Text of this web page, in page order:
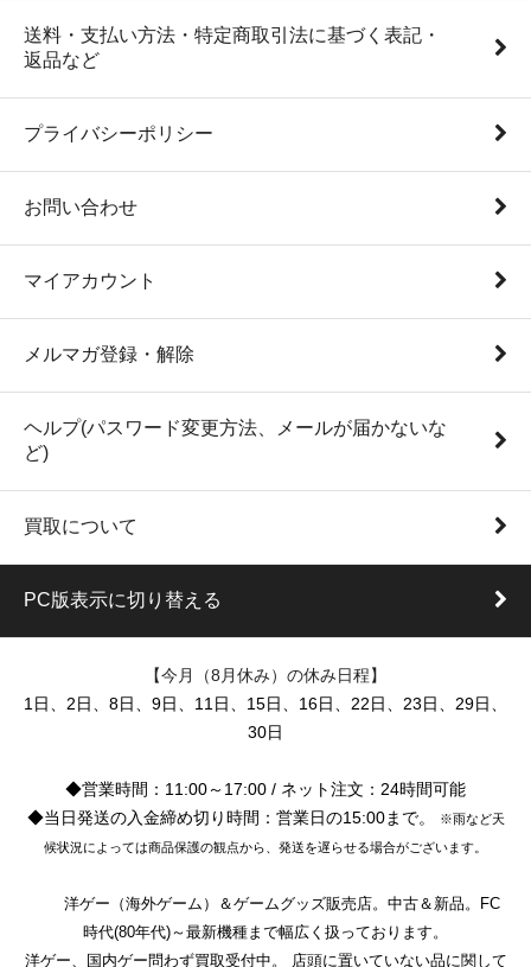
送料・支払い方法・特定商取引法に基づく表記・
返品など
プライバシーポリシー
お問い合わせ
マイアカウント
メルマガ登録・解除
ヘルプ(パスワード変更方法、メールが届かないな
ど)
買取について
PC版表示に切り替える
【今月（8月休み）の休み日程】
1日、2日、8日、9日、11日、15日、16日、22日、23日、29日、
30日
◆営業時間：11:00～17:00 / ネット注文：24時間可能
◆当日発送の入金締め切り時間：営業日の15:00まで。
※雨など天
候状況によっては商品保護の観点から、発送を遅らせる場合がございます。
洋ゲー（海外ゲーム）＆ゲームグッズ販売店。中古＆新品。FC
時代(80年代)～最新機種まで幅広く扱っております。
洋ゲー、国内ゲー問わず買取受付中。 店頭に置いていない品に関して